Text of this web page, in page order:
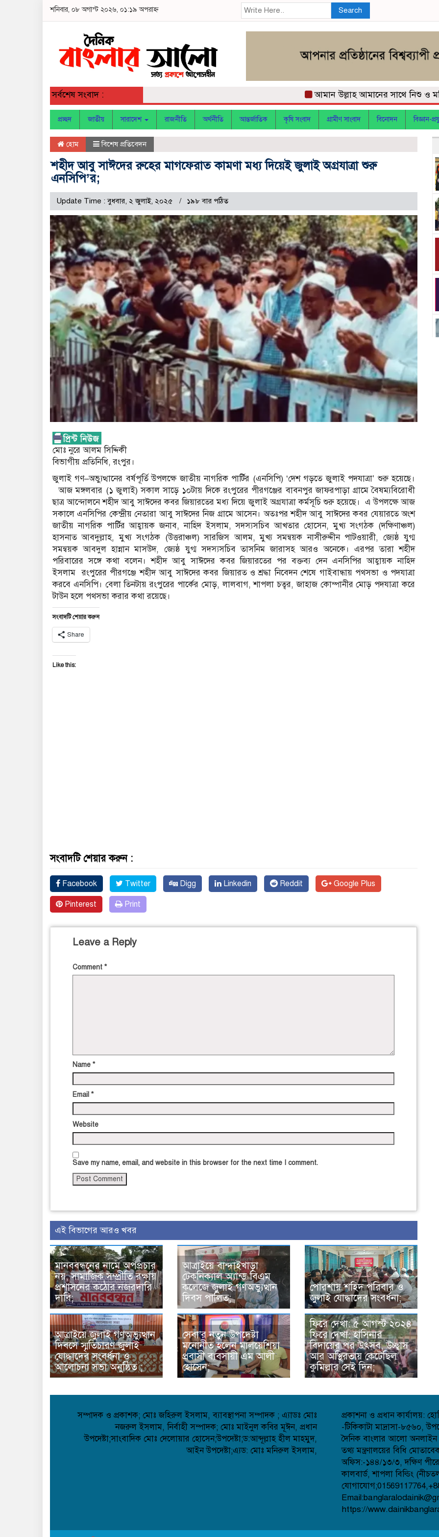
শনিবার, ০৮ অগাস্ট ২০২৬, ০১:১৯ অপরাহ্ন Search
সর্বশেষ সংবাদ : আমান উল্লাহ আমানের সাথে নিশু ও মহিলা
প্রচ্ছদ জাতীয় সারাদেশ রাজনীতি অর্থনীতি আন্তর্জাতিক কৃষি সংবাদ গ্রামীণ সাংবাদ বিনোদন বিজ্ঞান-
হোম বিশেষ প্রতিবেদন
শহীদ আবু সাঈদের রুহের মাগফেরাত কামণা মধ্য দিয়েই জুলাই অগ্রযাত্রা শুরু
এনসিপি’র;
Update Time : বুধবার, ২ জুলাই, ২০২৫ ১৯৮ বার পঠিত
মোঃ নুরে আলম সিদ্দিকী
বিভাগীয় প্রতিনিধি, রংপুর।
জুলাই গণ–অভ্যুত্থানের বর্ষপূর্তি উপলক্ষে জাতীয় নাগরিক পার্টির (এনসিপি) ‘দেশ গড়তে জুলাই পদযাত্রা’ শুরু হয়েছে।
আজ মঙ্গলবার (১ জুলাই) সকাল সাড়ে ১০টায় দিকে রংপুরের পীরগঞ্জের বাবনপুর জাফরপাড়া গ্রামে বৈষম্যবিরোধী
ছাত্র আন্দোলনে শহীদ আবু সাঈদের কবর জিয়ারতের মধ্য দিয়ে জুলাই অগ্রযাত্রা কর্মসূচি শুরু হয়েছে। এ উপলক্ষে আজ
সকালে এনসিপির কেন্দ্রীয় নেতারা আবু সাঈদের নিজ গ্রামে আসেন। অতঃপর শহীদ আবু সাঈদের কবর যেয়ারতে অংশ
জাতীয় নাগরিক পার্টির আহ্বায়ক জনাব, নাহিদ ইসলাম, সদস্যসচিব আখতার হোসেন, মুখ্য সংগঠক (দক্ষিণাঞ্চল)
হাসনাত আবদুল্লাহ, মুখ্য সংগঠক (উত্তরাঞ্চল) সারজিস আলম, মুখ্য সমন্বয়ক নাসীরুদ্দীন পাটওয়ারী, জ্যেষ্ঠ যুগ্ম
সমন্বয়ক আবদুল হান্নান মাসউদ, জ্যেষ্ঠ যুগ্ম সদস্যসচিব তাসনিম জারাসহ আরও অনেকে। এরপর তারা শহীদ
পরিবারের সঙ্গে কথা বলেন। শহীদ আবু সাঈদের কবর জিয়ারতের পর বক্তব্য দেন এনসিপির আহ্বায়ক নাহিদ
ইসলাম রংপুরের পীরগঞ্জে শহীদ আবু সাঈদের কবর জিয়ারত ও শ্রদ্ধা নিবেদন শেষে গাইবান্ধায় পথসভা ও পদযাত্রা
করবে এনসিপি। বেলা তিনটায় রংপুরের পার্কের মোড়, লালবাগ, শাপলা চত্বর, জাহাজ কোম্পানীর মোড় পদযাত্রা করে
টাউন হলে পথসভা করার কথা রয়েছে।
সংবাদটি শেয়ার করুন
Share
Like this:
সংবাদটি শেয়ার করুন :
Facebook Twitter Digg Linkedin Reddit Google Plus
Pinterest Print
Leave a Reply
Comment *
Name *
Email *
Website
Save my name, email, and website in this browser for the next time I comment.
এই বিভাগের আরও খবর
মানববন্ধনের নামে অপপ্রচার
নয়, সামাজিক সম্প্রীতি রক্ষায়
প্রশাসনের কঠোর নজরদারি
দাবি;
আত্রাইয়ে বান্দাইখাড়া
টেকনিক্যাল অ্যান্ড বিএম
কলেজে জুলাই গণঅভ্যুত্থান
দিবস পালিত;
পোরশায় শহিদ পরিবার ও
জুলাই যোদ্ধাদের সংবর্ধনা;
আত্রাইয়ে জুলাই গণঅভ্যুত্থান
দিবসে স্মৃতিচারণ জুলাই
যোদ্ধাদের সংবর্ধনা ও
আলোচনা সভা অনুষ্ঠিত ;
সেবা’র নতুন উপদেষ্টা
মনোনীত হলেন মালয়েশিয়া
প্রবাসী ব্যবসায়ী এম আলী
হোসেন;
ফিরে দেখা: ৫ আগস্ট ২০২৪
ফিরে দেখা: হাসিনার
বিদায়ের পর উৎসব, উচ্ছ্বাস
আর অস্থিরতায় কেটেছিল
কুমিল্লার সেই দিন;
সম্পাদক ও প্রকাশক; মোঃ জহিরুল ইসলাম, ব্যাবস্থাপনা সম্পাদক ; এ্যাডঃ মোঃ
নজরুল ইসলাম, নির্বাহী সম্পাদক; মোঃ মাইনুল কবির মূঈন, প্রধান
উপদেষ্টা;সাংবাদিক মোঃ দেলোয়ার হোসেন;উপদেষ্টা;ড:আব্দূল্লাহ হীল মাহমুদ,
আইন উপদেষ্টা;এ্যড: মোঃ মনিরুল ইসলাম,
প্রকাশনা ও প্রধান কার্যালয়:
-টিকিকাটা মাদ্রাসা-৮৫৬০,
দৈনিক বাংলার আলো অনলাইন
তথ্য মন্ত্রণালয়ের বিধি
অফিস:-১৪৪/১৩/৩, দক্ষিণ
কালবার্ড, শাপলা বিল্ডিং
https://